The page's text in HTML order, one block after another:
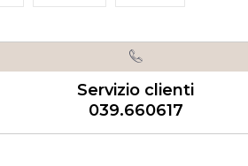
Servizio clienti
039.660617